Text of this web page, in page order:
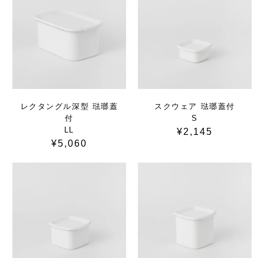
レクタングル深型 琺瑯蓋
付
LL
¥5,060
スクウェア 琺瑯蓋付
S
¥2,145